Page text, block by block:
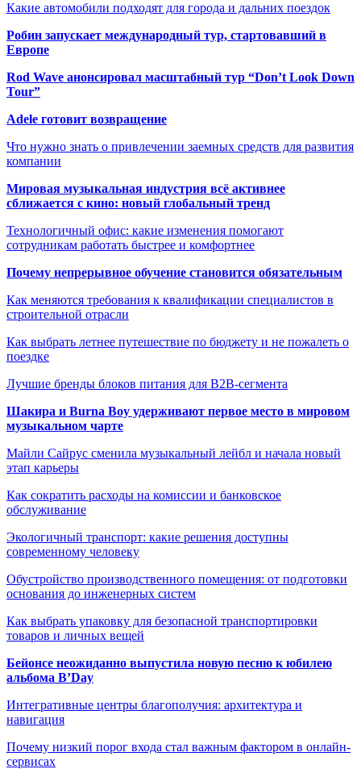
Какие автомобили подходят для города и дальних поездок
Робин запускает международный тур, стартовавший в
Европе
Rod Wave анонсировал масштабный тур “Don’t Look Down
Tour”
Adele готовит возвращение
Что нужно знать о привлечении заемных средств для развития
компании
Мировая музыкальная индустрия всё активнее
сближается с кино: новый глобальный тренд
Технологичный офис: какие изменения помогают
сотрудникам работать быстрее и комфортнее
Почему непрерывное обучение становится обязательным
Как меняются требования к квалификации специалистов в
строительной отрасли
Как выбрать летнее путешествие по бюджету и не пожалеть о
поездке
Лучшие бренды блоков питания для B2B-сегмента
Шакира и Burna Boy удерживают первое место в мировом
музыкальном чарте
Майли Сайрус сменила музыкальный лейбл и начала новый
этап карьеры
Как сократить расходы на комиссии и банковское
обслуживание
Экологичный транспорт: какие решения доступны
современному человеку
Обустройство производственного помещения: от подготовки
основания до инженерных систем
Как выбрать упаковку для безопасной транспортировки
товаров и личных вещей
Бейонсе неожиданно выпустила новую песню к юбилею
альбома B’Day
Интегративные центры благополучия: архитектура и
навигация
Почему низкий порог входа стал важным фактором в онлайн-
сервисах